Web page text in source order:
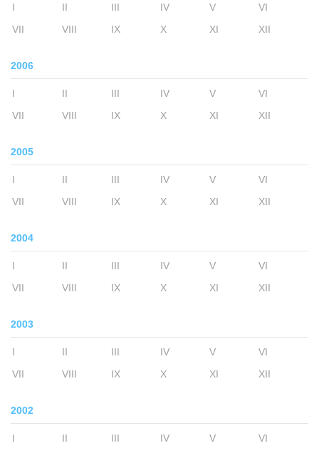
I II III IV V
VI
VII
VIII IX X XI XII
2006
I II III IV V
VI
VII
VIII IX X XI XII
2005
I II III IV V
VI
VII
VIII IX X XI XII
2004
I II III IV V
VI
VII
VIII IX X XI XII
2003
I II III IV V
VI
VII
VIII IX X XI XII
2002
I II III IV V VI